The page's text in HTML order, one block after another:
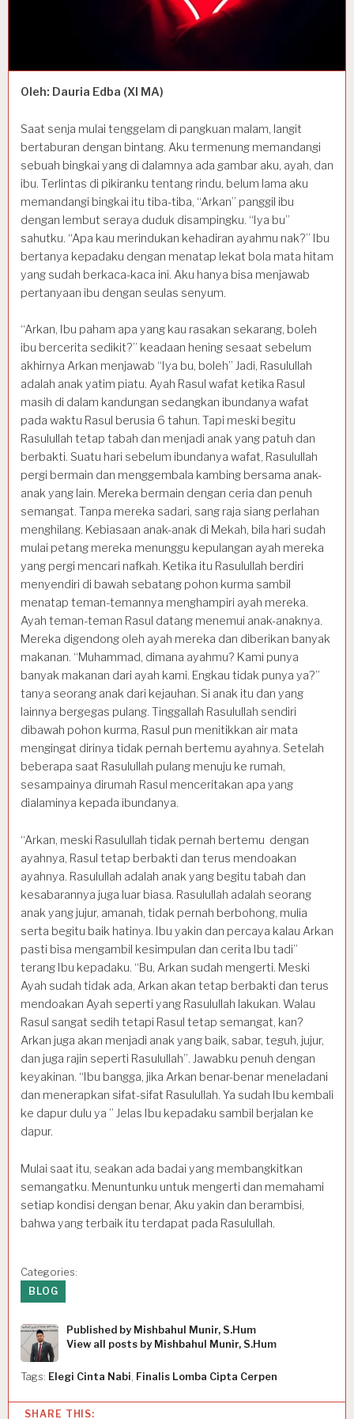
Oleh: Dauria Edba (XI MA)
Saat senja mulai tenggelam di pangkuan malam, langit
bertaburan dengan bintang. Aku termenung memandangi
sebuah bingkai yang di dalamnya ada gambar aku, ayah, dan
ibu. Terlintas di pikiranku tentang rindu, belum lama aku
memandangi bingkai itu tiba-tiba, “Arkan” panggil ibu
dengan lembut seraya duduk disampingku. “Iya bu”
sahutku. “Apa kau merindukan kehadiran ayahmu nak?” Ibu
bertanya kepadaku dengan menatap lekat bola mata hitam
yang sudah berkaca-kaca ini. Aku hanya bisa menjawab
pertanyaan ibu dengan seulas senyum.
“Arkan, Ibu paham apa yang kau rasakan sekarang, boleh
ibu bercerita sedikit?” keadaan hening sesaat sebelum
akhirnya Arkan menjawab “Iya bu, boleh” Jadi, Rasulullah
adalah anak yatim piatu. Ayah Rasul wafat ketika Rasul
masih di dalam kandungan sedangkan ibundanya wafat
pada waktu Rasul berusia 6 tahun. Tapi meski begitu
Rasulullah tetap tabah dan menjadi anak yang patuh dan
berbakti. Suatu hari sebelum ibundanya wafat, Rasulullah
pergi bermain dan menggembala kambing bersama anak-
anak yang lain. Mereka bermain dengan ceria dan penuh
semangat. Tanpa mereka sadari, sang raja siang perlahan
menghilang. Kebiasaan anak-anak di Mekah, bila hari sudah
mulai petang mereka menunggu kepulangan ayah mereka
yang pergi mencari nafkah. Ketika itu Rasulullah berdiri
menyendiri di bawah sebatang pohon kurma sambil
menatap teman-temannya menghampiri ayah mereka.
Ayah teman-teman Rasul datang menemui anak-anaknya.
Mereka digendong oleh ayah mereka dan diberikan banyak
makanan. “Muhammad, dimana ayahmu? Kami punya
banyak makanan dari ayah kami. Engkau tidak punya ya?”
tanya seorang anak dari kejauhan. Si anak itu dan yang
lainnya bergegas pulang. Tinggallah Rasulullah sendiri
dibawah pohon kurma, Rasul pun menitikkan air mata
mengingat dirinya tidak pernah bertemu ayahnya. Setelah
beberapa saat Rasulullah pulang menuju ke rumah,
sesampainya dirumah Rasul menceritakan apa yang
dialaminya kepada ibundanya.
“Arkan, meski Rasulullah tidak pernah bertemu dengan
ayahnya, Rasul tetap berbakti dan terus mendoakan
ayahnya. Rasulullah adalah anak yang begitu tabah dan
kesabarannya juga luar biasa. Rasulullah adalah seorang
anak yang jujur, amanah, tidak pernah berbohong, mulia
serta begitu baik hatinya. Ibu yakin dan percaya kalau Arkan
pasti bisa mengambil kesimpulan dan cerita Ibu tadi”
terang Ibu kepadaku. “Bu, Arkan sudah mengerti. Meski
Ayah sudah tidak ada, Arkan akan tetap berbakti dan terus
mendoakan Ayah seperti yang Rasulullah lakukan. Walau
Rasul sangat sedih tetapi Rasul tetap semangat, kan?
Arkan juga akan menjadi anak yang baik, sabar, teguh, jujur,
dan juga rajin seperti Rasulullah”. Jawabku penuh dengan
keyakinan. “Ibu bangga, jika Arkan benar-benar meneladani
dan menerapkan sifat-sifat Rasulullah. Ya sudah Ibu kembali
ke dapur dulu ya ” Jelas Ibu kepadaku sambil berjalan ke
dapur.
Mulai saat itu, seakan ada badai yang membangkitkan
semangatku. Menuntunku untuk mengerti dan memahami
setiap kondisi dengan benar, Aku yakin dan berambisi,
bahwa yang terbaik itu terdapat pada Rasulullah.
Categories:
BLOG
Published by Mishbahul Munir, S.Hum
View all posts by Mishbahul Munir, S.Hum
Tags: Elegi Cinta Nabi Finalis Lomba Cipta Cerpen
SHARE THIS: